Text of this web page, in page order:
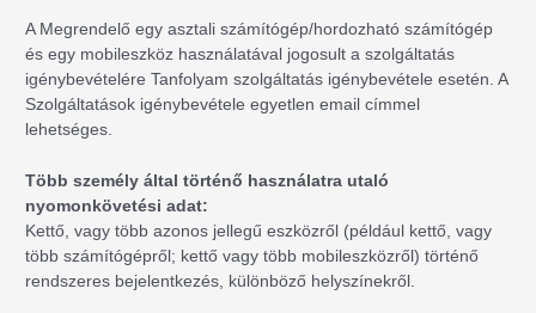
A Megrendelő egy asztali számítógép/hordozható számítógép
és egy mobileszköz használatával jogosult a szolgáltatás
igénybevételére Tanfolyam szolgáltatás igénybevétele esetén. A
Szolgáltatások igénybevétele egyetlen email címmel
lehetséges.
Több személy által történő használatra utaló
nyomonkövetési adat:
Kettő, vagy több azonos jellegű eszközről (például kettő, vagy
több számítógépről; kettő vagy több mobileszközről) történő
rendszeres bejelentkezés, különböző helyszínekről.